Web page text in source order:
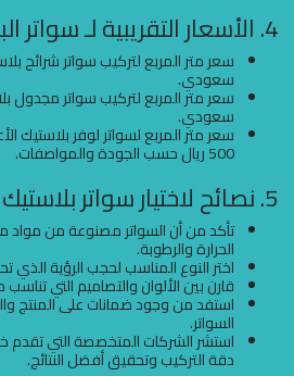
سعودي.
سعودي.
500 ريال حسب الجودة والمواصفات.
تأكد من أن السواتر مصنوعة من مواد
الحرارة والرطوبة.
اختر النوع المناسب لحجب الرؤية الذي تحتاجه (100% أو
قارن بين الألوان والتصاميم التي تناسب
استفد من وجود ضمانات على المنتج
السواتر.
استشر الشركات المتخصصة التي تقدم
دقة التركيب وتحقيق أفضل النتائج.